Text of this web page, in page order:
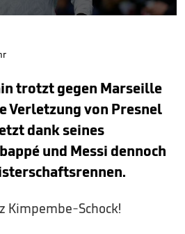
trotzt gegen Marseille
Verletzung von Presnel
dank seines
und Messi dennoch
Kimpembe-Schock!